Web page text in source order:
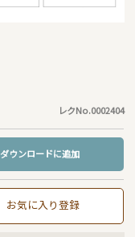
レクNo.0002404
ダウンロードに追加
お気に入り登録